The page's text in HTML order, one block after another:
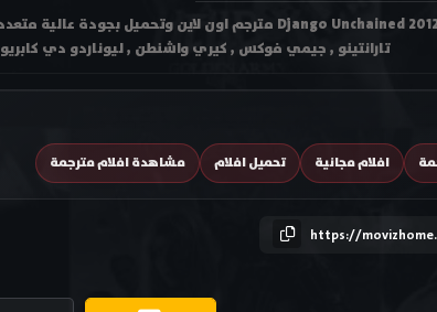
تارانتينو , جيمي فوكس , كيري واشنطن , ليوناردو دي كابريو
افلام مجانية تحميل افلام مشاهدة افلام مترجمة
https://